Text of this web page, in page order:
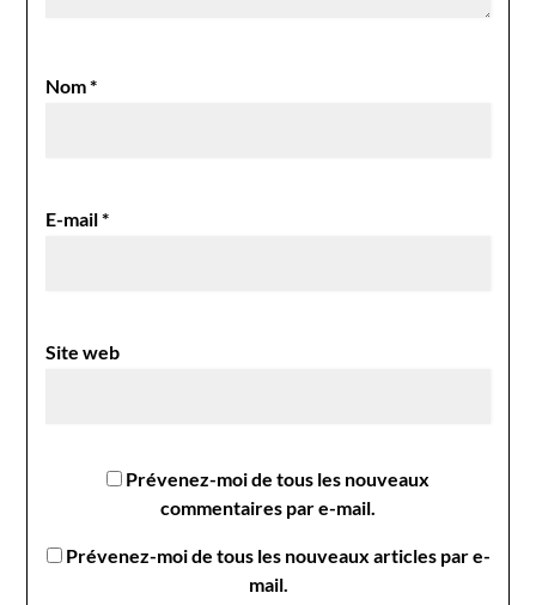
Nom*
E-mail*
Site web
Prévenez-moi de tous les nouveaux
commentaires par e-mail.
Prévenez-moi de tous les nouveaux articles par e-
mail.